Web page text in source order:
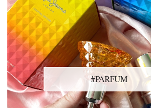
#PARFUM